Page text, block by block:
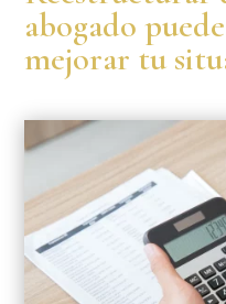
abogado
mejorar tu